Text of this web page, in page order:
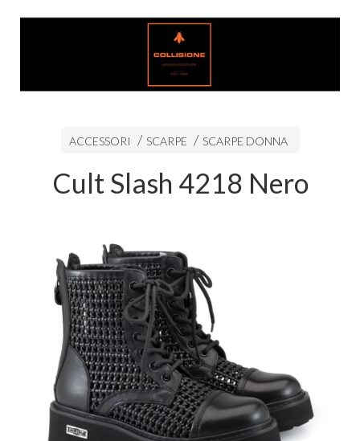
ACCESSORI SCARPE SCARPE DONNA
Cult Slash 4218 Nero